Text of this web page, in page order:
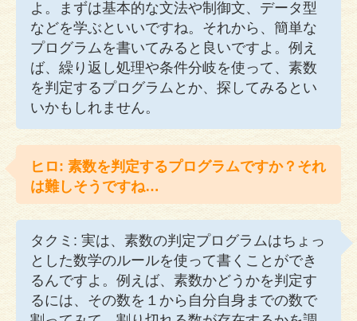
よ。まずは基本的な文法や制御文、データ型
などを学ぶといいですね。それから、簡単な
プログラムを書いてみると良いですよ。例え
ば、繰り返し処理や条件分岐を使って、素数
を判定するプログラムとか、探してみるとい
いかもしれません。
ヒロ: 素数を判定するプログラムですか？それ
は難しそうですね…
タクミ: 実は、素数の判定プログラムはちょっ
とした数学のルールを使って書くことができ
るんですよ。例えば、素数かどうかを判定す
るには、その数を１から自分自身までの数で